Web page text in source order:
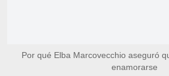
Por qué Elba Marcovecchio aseguró
enamorarse